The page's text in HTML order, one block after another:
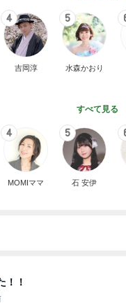
4
吉岡淳
5
水森かおり
すべて見る
4
MOMIママ
5
石 安伊
！！